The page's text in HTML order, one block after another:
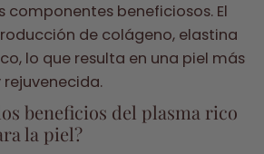
componentes beneficiosos. El
de colágeno, elastina
lo que resulta en una piel más
beneficios del plasma rico
la piel?